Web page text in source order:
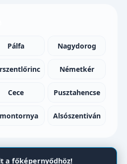
Pálfa Nagydorog
Németkér
Cece Pusztahencse
Alsószentiván
a főképernyődhöz!